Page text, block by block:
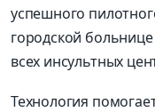
успешного
городской
всех инсультных
Технология